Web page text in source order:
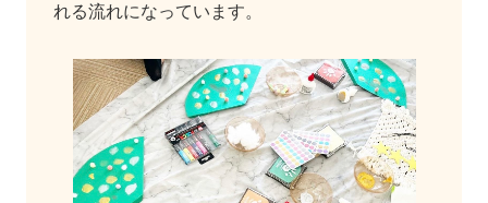
れる流れになっています。